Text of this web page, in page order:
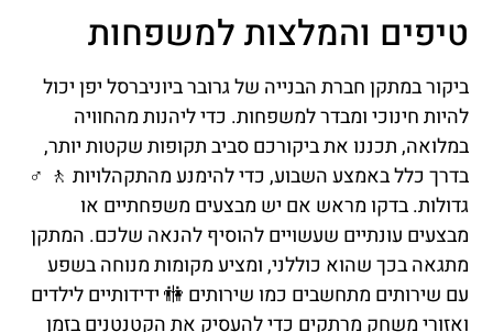
טיפים והמלצות למשפחות
ביקור במתקן חברת הבנייה של גרובר ביוניברסל יפן יכול
להיות חינוכי ומבדר למשפחות. כדי ליהנות מהחוויה
במלואה, תכננו את ביקורכם סביב תקופות שקטות יותר,
בדרך כלל באמצע השבוע, כדי להימנע מהתקהלויות 🚶 ♂️
גדולות. בדקו מראש אם יש מבצעים משפחתיים או
מבצעים עונתיים שעשויים להוסיף להנאה שלכם. המתקן
מתגאה בכך שהוא כוללני, ומציע מקומות מנוחה בשפע
עם שירותים מתחשבים כמו שירותים 🚻 ידידותיים לילדים
ואזורי משחק מרתקים כדי להעסיק את הקטנטנים בזמן